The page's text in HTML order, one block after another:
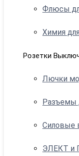
Флюсы
Химия
Розетки
Лючки
Разъемы
Силовые
ЭЛЕКТ и